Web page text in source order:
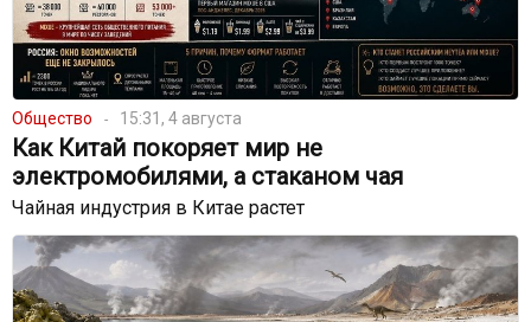
Общество 15:31, 4 августа
Как Китай покоряет мир не
электромобилями, а стаканом чая
Чайная индустрия в Китае растет